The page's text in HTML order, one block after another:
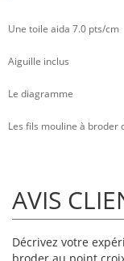
Une toile aida 7.0 pts/cm
Aiguille inclus
Le diagramme
Les fils mouline à broder
AVIS
Décrivez votre